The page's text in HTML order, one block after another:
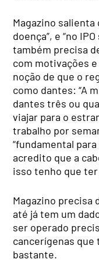
Magazino
doença”, e “no
também precisa
com motivações
noção de que o
como dantes: “A
dantes três ou
viajar para o
trabalho por
“fundamental
acredito que a
isso tenho que
Magazino precisa
até já tem um
ser operado
cancerígenas que
bastante.